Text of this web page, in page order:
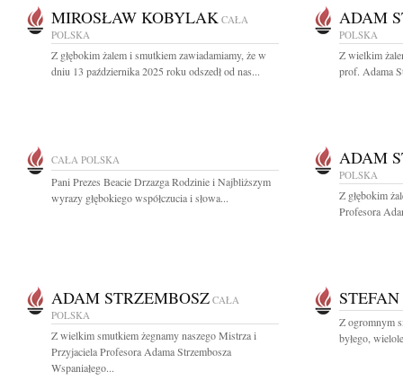
MIROSŁAW KOBYLAK CAŁA
POLSKA
Z głębokim żalem i smutkiem zawiadamiamy, że w
dniu 13 października 2025 roku odszedł od nas...
ADAM
POLSKA
Z wielkim
prof. Adama
CAŁA POLSKA
Pani Prezes Beacie Drzazga Rodzinie i Najbliższym
wyrazy głębokiego współczucia i słowa...
ADAM
POLSKA
Z głębokim
Profesora
ADAM STRZEMBOSZ CAŁA
POLSKA
Z wielkim smutkiem żegnamy naszego Mistrza i
Przyjaciela Profesora Adama Strzembosza
Wspaniałego...
Z ogromnym
byłego,